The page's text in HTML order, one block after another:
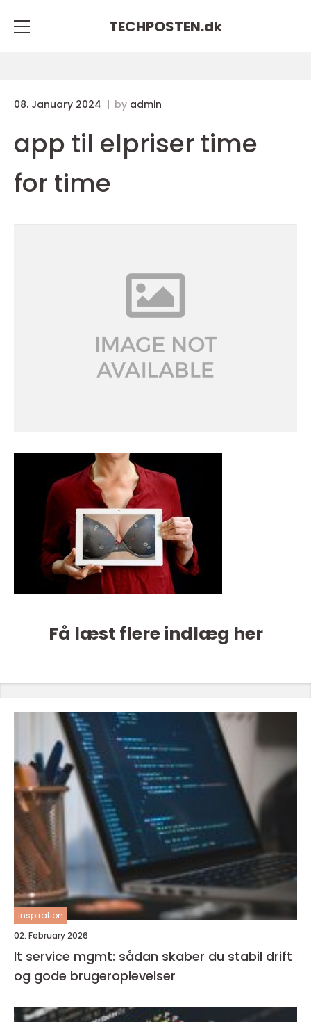
TECHPOSTEN.dk
08. January 2024 by admin
app til elpriser time
for time
Få læst flere indlæg her
inspiration
02. February 2026
It service mgmt: sådan skaber du stabil drift
og gode brugeroplevelser